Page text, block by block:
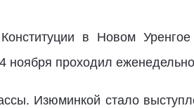
в Новом
ноября проходил
Изюминкой стало